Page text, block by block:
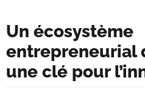
Un écosystème
entrepreneurial
une clé pour